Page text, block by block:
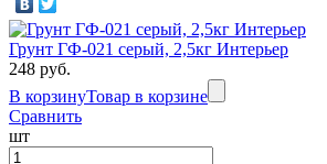
Грунт ГФ-021 серый, 2,5кг Интерьер
248 руб.
В корзинуТовар в корзине
Сравнить
шт